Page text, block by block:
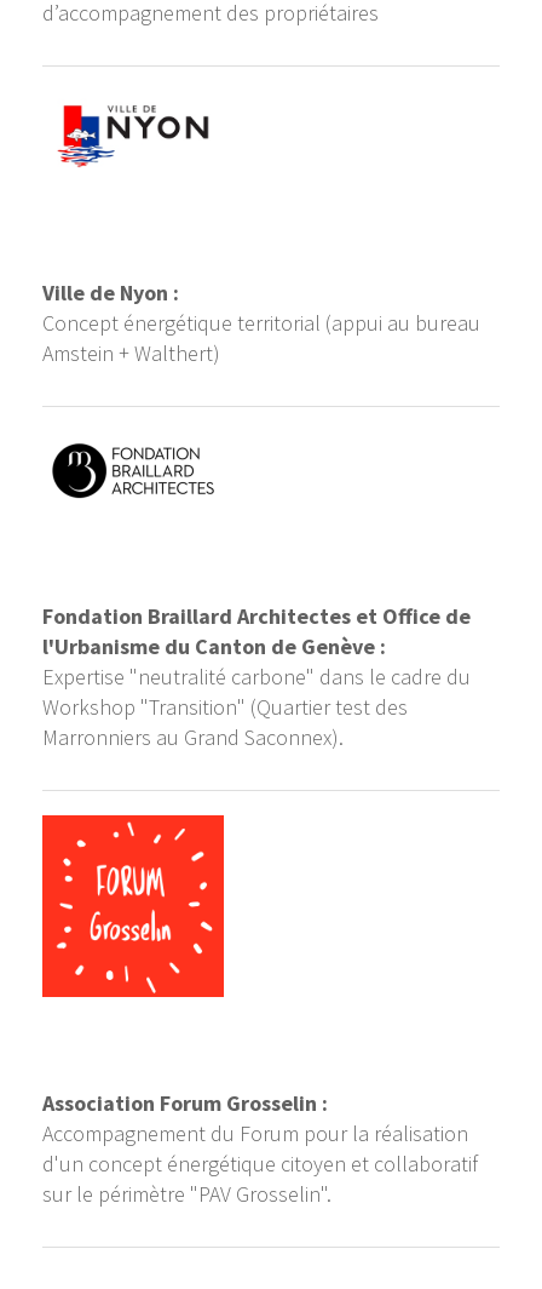
d’accompagnement des propriétaires
Ville de Nyon :
Concept énergétique territorial (appui au bureau
Amstein + Walthert)
Fondation Braillard Architectes et Office de
l'Urbanisme du Canton de Genève :
Expertise "neutralité carbone" dans le cadre du
Workshop "Transition" (Quartier test des
Marronniers au Grand Saconnex).
Association Forum Grosselin :
Accompagnement du Forum pour la réalisation
d'un concept énergétique citoyen et collaboratif
sur le périmètre "PAV Grosselin".